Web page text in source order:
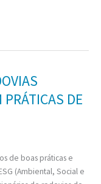
DE
de boas práticas e
(Ambiental, Social e